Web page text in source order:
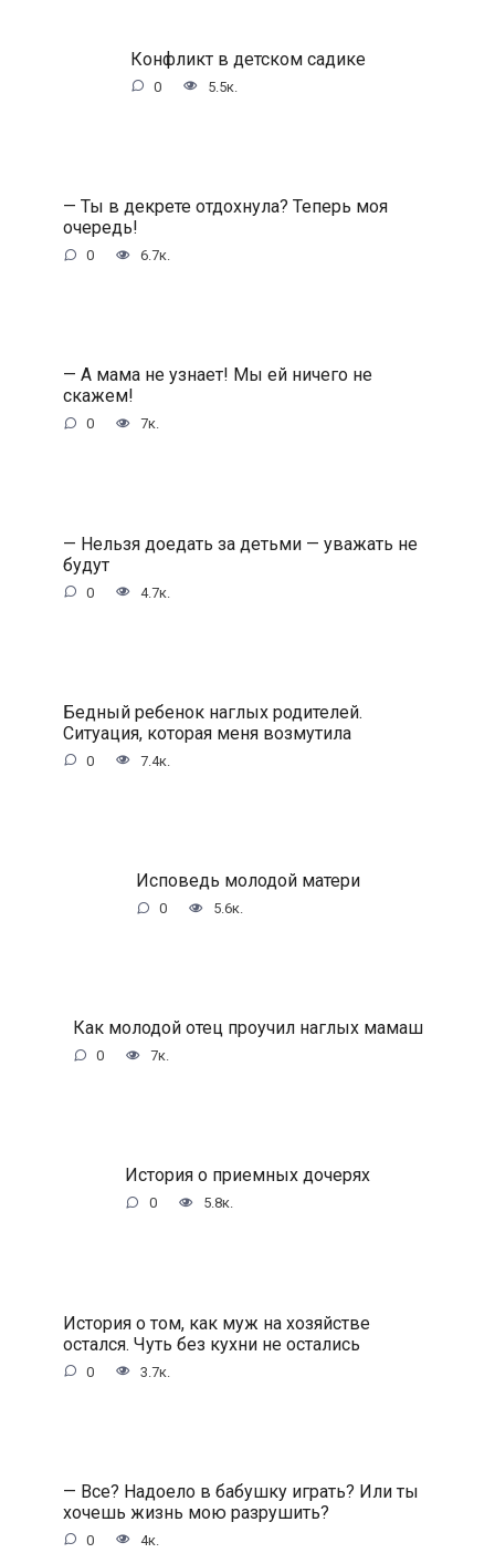
Конфликт в детском садике
0 5.5к.
— Ты в декрете отдохнула? Теперь моя
очередь!
0 6.7к.
— А мама не узнает! Мы ей ничего не
скажем!
0 7к.
— Нельзя доедать за детьми — уважать не
будут
0 4.7к.
Бедный ребенок наглых родителей.
Ситуация, которая меня возмутила
0 7.4к.
Исповедь молодой матери
0 5.6к.
Как молодой отец проучил наглых мамаш
0 7к.
История о приемных дочерях
0 5.8к.
История о том, как муж на хозяйстве
остался. Чуть без кухни не остались
0 3.7к.
— Все? Надоело в бабушку играть? Или ты
хочешь жизнь мою разрушить?
0 4к.